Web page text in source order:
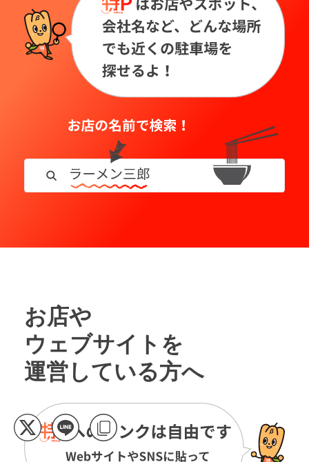
お店や
ウェブサイトを
運営している方へ